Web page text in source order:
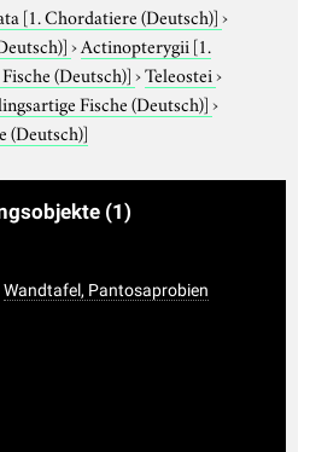
[1. Chordatiere (Deutsch)]›
›Actinopterygii [1.
(Deutsch)]›Teleostei›
Fische (Deutsch)]›
(Deutsch)]
(1)
Wandtafel, Pantosaprobien